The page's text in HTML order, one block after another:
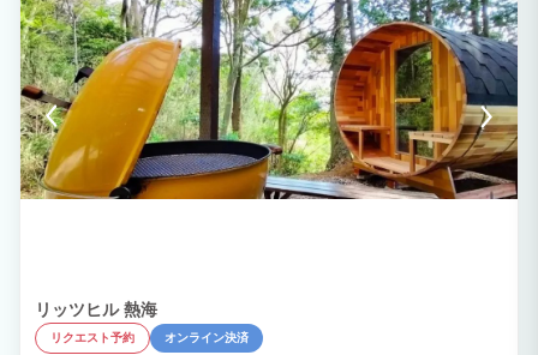
リッツヒル 熱海
リクエスト予約 オンライン決済